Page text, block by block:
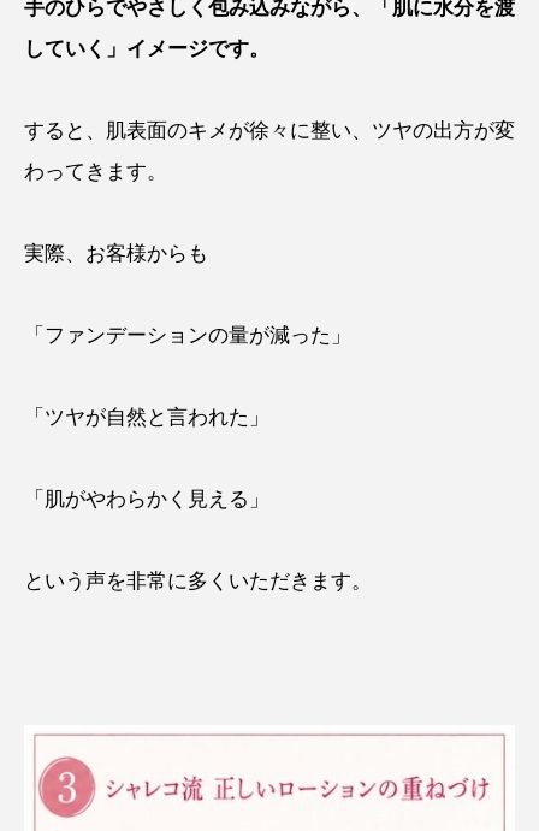
手のひらでやさしく包み込みながら、「肌に水分を渡
していく」イメージです。
すると、肌表面のキメが徐々に整い、ツヤの出方が変
わってきます。
実際、お客様からも
「ファンデーションの量が減った」
「ツヤが自然と言われた」
「肌がやわらかく見える」
という声を非常に多くいただきます。